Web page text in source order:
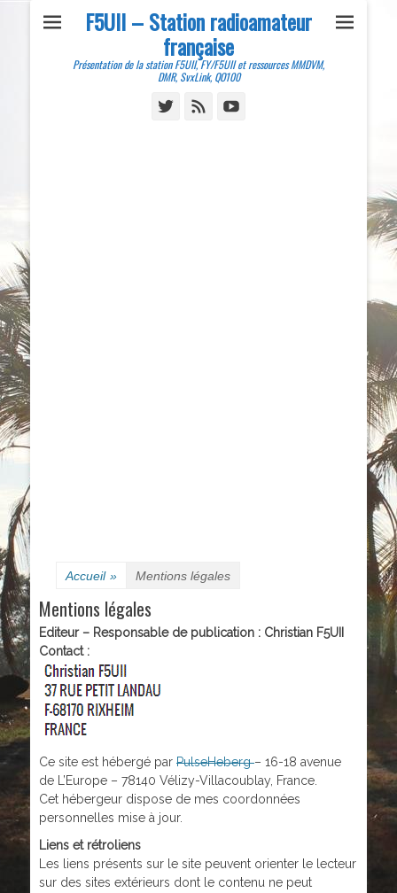
F5UII – Station radioamateur
française
Présentation de la station F5UII, FY/F5UII et ressources MMDVM,
DMR, SvxLink, QO100
TwitterFeed
Accueil » Mentions légales
Mentions légales
Editeur – Responsable de publication : Christian F5UII
Contact :
Ce site est hébergé par PulseHeberg– 16-18 avenue
de L’Europe – 78140 Vélizy-Villacoublay, France.
Cet hébergeur dispose de mes coordonnées
personnelles mise à jour.
Liens et rétroliens
Les liens présents sur le site peuvent orienter le lecteur
sur des sites extérieurs dont le contenu ne peut